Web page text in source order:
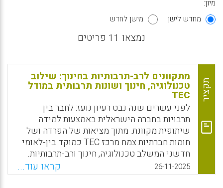
מיון:
מחדש לישן
מישן לחדש
נמצאו 11 פריטים
תקציר
מתקוונים לרב-תרבותיות בחינוך: שילוב
טכנולוגיה, חינוך ושונות תרבותית במודל
TEC
לפני עשרים שנה נבט רעיון נועז: לחבר בין
תרבויות בחברה הישראלית באמצעות למידה
שיתופית מקוונת. מתוך מציאות של הפרדה ושל
חומות חברתיות צמח מרכז TEC כמוקד בין-לאומי
חדשני המשלב טכנולוגיה, חינוך ורב-תרבותיות.
הספר הנוכחי שוטח את העקרונות ואת התפיסות
של המרכז ומתעד את פעילותו, המשתרעת מבתי
26-11-2025 קראו עוד...